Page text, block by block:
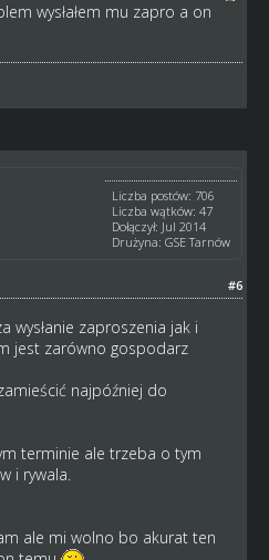
wysłałem mu zapro a on
Liczba postów: 706
Liczba wątków: 47
Dołączył: Jul 2014
Drużyna: GSE Tarnów
#6
wysłanie zaproszenia jak i
jest zarówno gospodarz
najpóźniej do
terminie ale trzeba o tym
i rywala.
ale mi wolno bo akurat ten